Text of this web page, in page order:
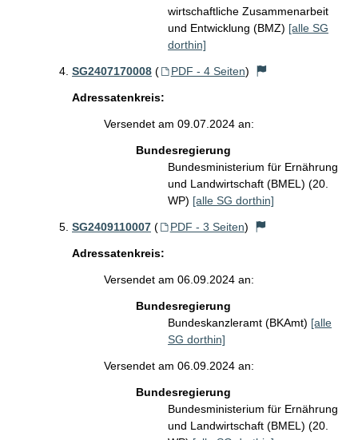
wirtschaftliche Zusammenarbeit
und Entwicklung (BMZ) [alle SG
dorthin]
SG2407170008 ( PDF - 4 Seiten)
Adressatenkreis:
Versendet am 09.07.2024 an:
Bundesregierung
Bundesministerium für Ernährung
und Landwirtschaft (BMEL) (20.
WP) [alle SG dorthin]
SG2409110007 ( PDF - 3 Seiten)
Adressatenkreis:
Versendet am 06.09.2024 an:
Bundesregierung
Bundeskanzleramt (BKAmt) [alle
SG dorthin]
Versendet am 06.09.2024 an:
Bundesregierung
Bundesministerium für Ernährung
und Landwirtschaft (BMEL) (20.